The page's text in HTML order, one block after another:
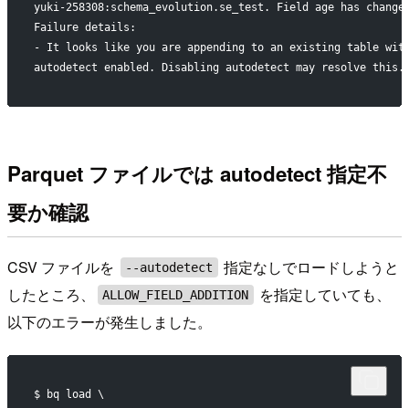
yuki-258308:schema_evolution.se_test. Field age has changed
Failure details:
- It looks like you are appending to an existing table
autodetect enabled. Disabling autodetect may resolve this.
Parquet ファイルでは autodetect 指定不
要か確認
CSV ファイルを --autodetect
指定なしでロードしようと
したところ、
ALLOW_FIELD_ADDITION
を指定していても、
以下のエラーが発生しました。
$ bq load \